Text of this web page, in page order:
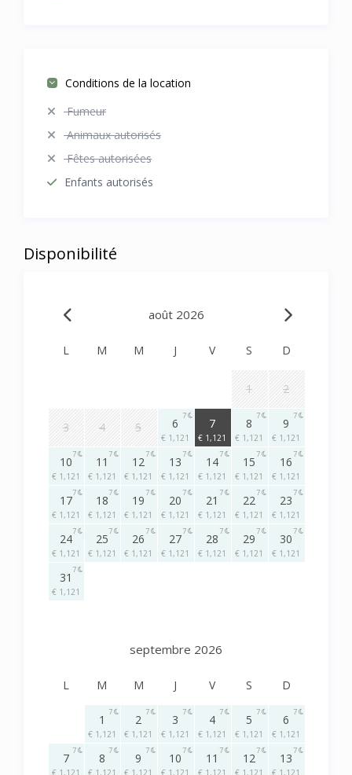
Conditions de la location
Fumeur
Animaux autorisés
Fêtes autorisées
Enfants autorisés
Disponibilité
août 2026
L M M J V S D
1 2
3 4 5 6
€ 1,121
7
7
€ 1,121
8
€ 1,121
7
9
€ 1,121
7
10
€ 1,121
7
11
€ 1,121
7
12
€ 1,121
7
13
€ 1,121
7
14
€ 1,121
7
15
€ 1,121
7
16
€ 1,121
7
17
€ 1,121
7
18
€ 1,121
7
19
€ 1,121
7
20
€ 1,121
7
21
€ 1,121
7
22
€ 1,121
7
23
€ 1,121
7
24
€ 1,121
7
25
€ 1,121
7
26
€ 1,121
7
27
€ 1,121
7
28
€ 1,121
7
29
€ 1,121
7
30
€ 1,121
7
31
€ 1,121
7
septembre 2026
L M M J V S D
1
€ 1,121
7
2
€ 1,121
7
3
€ 1,121
7
4
€ 1,121
7
5
€ 1,121
7
6
€ 1,121
7
7
€ 1,121
7
8
€ 1,121
7
9
€ 1,121
7
10
€ 1,121
7
11
€ 1,121
7
12
€ 1,121
7
13
€ 1,121
7